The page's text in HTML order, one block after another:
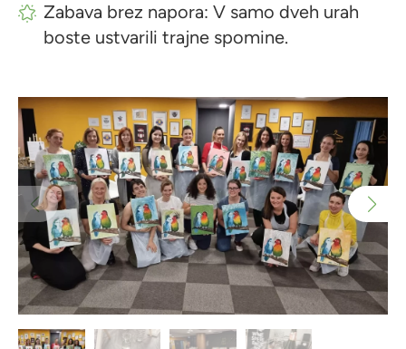
Zabava brez napora: V samo dveh urah
boste ustvarili trajne spomine.